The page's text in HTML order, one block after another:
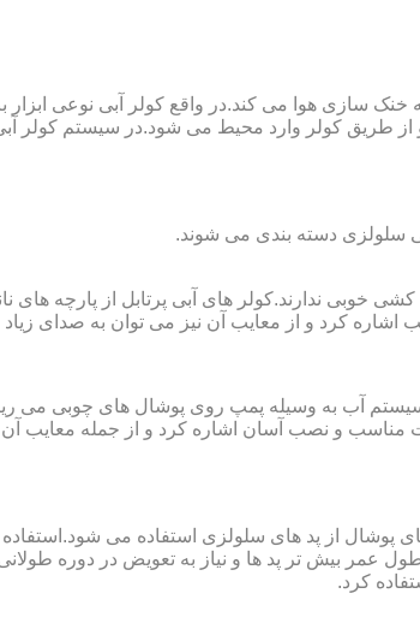
خنک سازی هوا می کند.در واقع کولر آبی نوعی
کولر وارد محیط می شود.در سیستم کولر
سلولزی دسته بندی می شوند.
تا ۲۰ مربع به کار می رود که کانال کشی خوبی ندارند.کولر های
کرد و از معایب آن نیز می توان به صدای زیاد
سیستم آب به وسیله پمپ روی پوشال های چوبی
و نصب آسان اشاره کرد و از جمله معایب آن
جای پوشال از پد های سلولزی استفاده می
عمر بیش تر پد ها و نیاز به تعویض در دوره
کرد.